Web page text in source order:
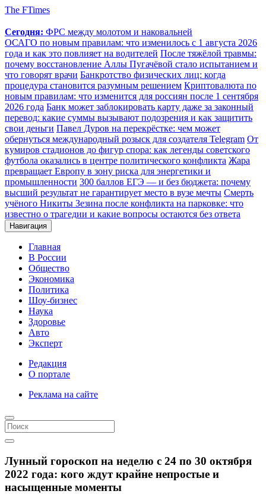
The FTimes
Сегодня: ФРС между молотом и наковальней
ОСАГО по новым правилам: что изменилось с 1 августа 2026
года и как это повлияет на водителей После тяжёлой травмы:
почему восстановление Аллы Пугачёвой стало испытанием и
что говорят врачи Банкротство физических лиц: когда
процедура становится разумным решением Криптовалюта по
новым правилам: что изменится для россиян после 1 сентября
2026 года Банк может заблокировать карту даже за законный
перевод: какие суммы вызывают подозрения и как защитить
свои деньги Павел Дуров на перекрёстке: чем может
обернуться международный розыск для создателя Telegram От
кумиров стадионов до фигур спора: как легенды советского
футбола оказались в центре политического конфликта Жара
превращает Европу в зону риска для энергетики и
промышленности 300 баллов ЕГЭ — и без бюджета: почему
высший результат не гарантирует место в вузе мечты Смерть
учёного Никиты Зезина после конфликта на парковке: что
известно о трагедии и какие вопросы остаются без ответа
Навигация
Главная
В России
Общество
Экономика
Политика
Шоу-бизнес
Наука
Здоровье
Авто
Эксперт
Редакция
О портале
Реклама на сайте
Лунный гороскоп на неделю с 24 по 30 октября
2022 года: кого ждут крайне непростые и
насыщенные моменты